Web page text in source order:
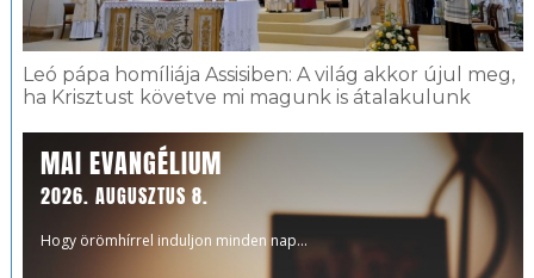
Leó pápa homíliája Assisiben: A világ akkor újul meg,
ha Krisztust követve mi magunk is átalakulunk
MAI EVANGÉLIUM
2026. AUGUSZTUS 8.
Hogy örömhírrel induljon minden nap...